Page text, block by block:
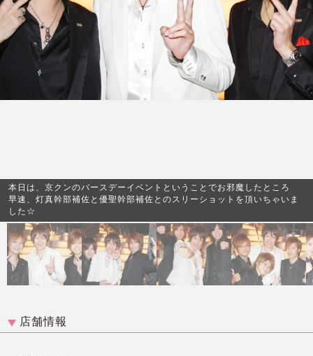
本日は、京クンのバースデーイベントということでお邪魔したところ
早速、灯真幹部補佐と優聖幹部補佐とのスリーショットを頂いちゃいま
した☆
店舗情報